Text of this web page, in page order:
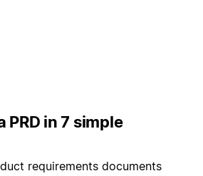
PRD in 7 simple
requirements documents